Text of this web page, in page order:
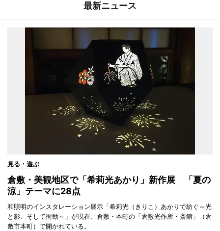
最新ニュース
見る・遊ぶ
倉敷・美観地区で「希莉光あかり」新作展 「夏の
涼」テーマに28点
和照明のインスタレーション展示「希莉光（きりこ）あかりで紡ぐ～光
と影、そして衝動～」が現在、倉敷・本町の「倉敷光作所・斎館」（倉
敷市本町）で開かれている。